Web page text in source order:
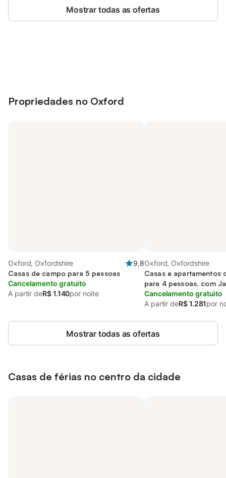
Mostrar todas as ofertas
Propriedades no Oxford
Oxford, Oxfordshire
9,8
Casas de campo para 5 pessoas
Cancelamento gratuito
A partir deR$ 1.140por noite
Oxford, Oxfordshire
Casas e apartamentos
para 4 pessoas, com
Cancelamento gratuito
A partir deR$ 1.281por
Mostrar todas as ofertas
Casas de férias no centro da cidade